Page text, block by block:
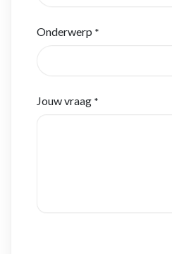
Onderwerp *
Jouw vraag *